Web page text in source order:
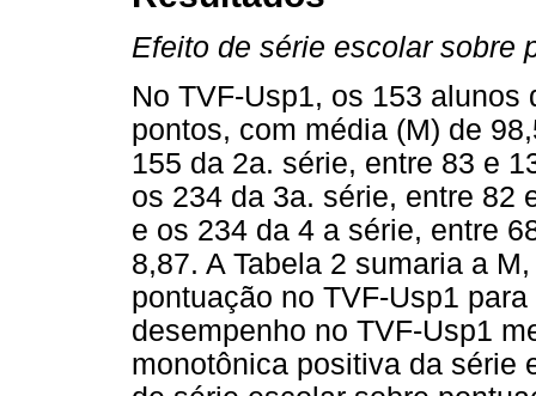
Efeito de série escolar sobre
No TVF-Usp1, os 153
pontos, com média (M) de
155 da 2a. série, entre 83 e
os 234 da 3a. série, entre 82
e os 234 da 4 a série, entre
8,87. A Tabela 2 sumaria a
pontuação no TVF-Usp1
desempenho no TVF-Usp1
monotônica positiva da série